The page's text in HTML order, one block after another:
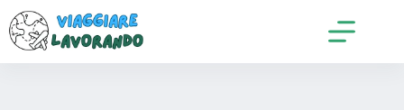
contenuto